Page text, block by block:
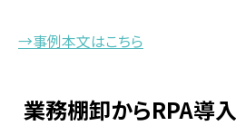
→事例本文はこちら
業務棚卸からRPA導